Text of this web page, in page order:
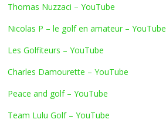
Thomas Nuzzaci – YouTube
Nicolas P – le golf en amateur – YouTube
Les Golfiteurs – YouTube
Charles Damourette – YouTube
Peace and golf – YouTube
Team Lulu Golf – YouTube